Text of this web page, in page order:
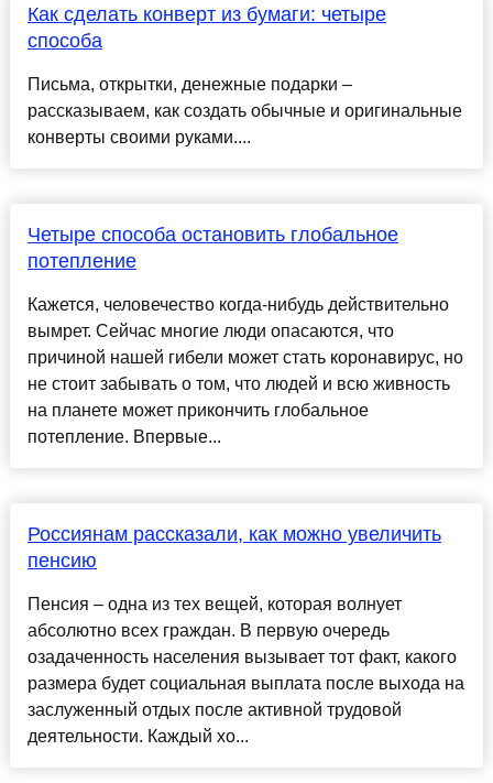
Как сделать конверт из бумаги: четыре
способа
Письма, открытки, денежные подарки –
рассказываем, как создать обычные и оригинальные
конверты своими руками....
Четыре способа остановить глобальное
потепление
Кажется, человечество когда-нибудь действительно
вымрет. Сейчас многие люди опасаются, что
причиной нашей гибели может стать коронавирус, но
не стоит забывать о том, что людей и всю живность
на планете может прикончить глобальное
потепление. Впервые...
Россиянам рассказали, как можно увеличить
пенсию
Пенсия – одна из тех вещей, которая волнует
абсолютно всех граждан. В первую очередь
озадаченность населения вызывает тот факт, какого
размера будет социальная выплата после выхода на
заслуженный отдых после активной трудовой
деятельности. Каждый хо...